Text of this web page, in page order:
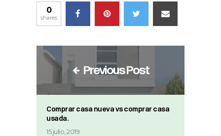
0
shares
Previous Post
Comprar casa nueva vs comprar casa
usada.
15 julio, 2019